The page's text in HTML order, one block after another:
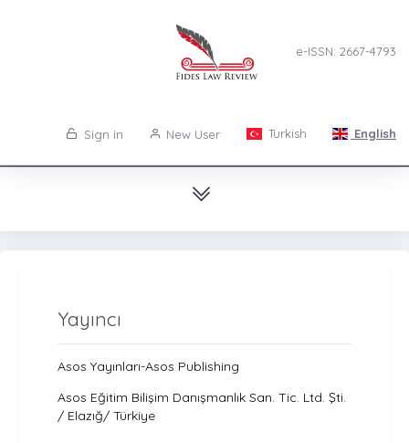
e-ISSN: 2667-4793
Sign in New User Turkish English
Yayıncı
Asos Yayınları-Asos Publishing
Asos Eğitim Bilişim Danışmanlık San. Tic. Ltd. Şti.
/ Elazığ/ Türkiye